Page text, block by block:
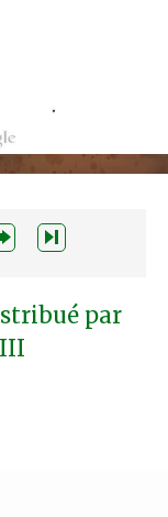
par